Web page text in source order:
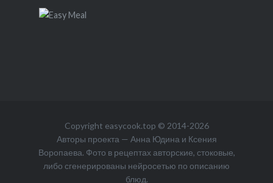
Copyright easycook.top © 2014-2026
Авторы проекта — Анна Юдина и Ксения
Воропаева. Фото в рецептах авторские, стоковые,
либо сгенерированы нейросетью по описанию
блюд.